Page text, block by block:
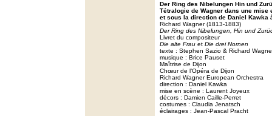
Der Ring des Nibelungen Hin und
Tétralogie de Wagner dans une mise
et sous la direction de Daniel Kawka
Richard Wagner (1813-1883)
Der Ring des Nibelungen, Hin und
Livret du compositeur
Die alte Frau et Die drei Nornen
texte : Stephen Sazio & Richard
musique : Brice Pauset
Maîtrise de Dijon
Chœur de l’Opéra de Dijon
Richard Wagner European Orchestra
direction : Daniel Kawka
mise en scène : Laurent Joyeux
décors : Damien Caille-Perret
costumes : Claudia Jenatsch
éclairages : Jean-Pascal Pracht